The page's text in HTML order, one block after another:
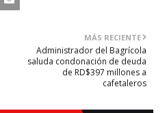
MÁS RECIENTE
Administrador del Bagrícola
saluda condonación de deuda
de RD$397 millones a
cafetaleros